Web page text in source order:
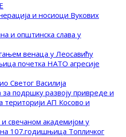
и носиоци Вукових
и општинска слава у
венаца у Леосавићу
почетка НАТО агресије
Светог Василија
подршку развоју привреде и
територији АП Косово и
свечаном академијом у
107.годишњица Топличког